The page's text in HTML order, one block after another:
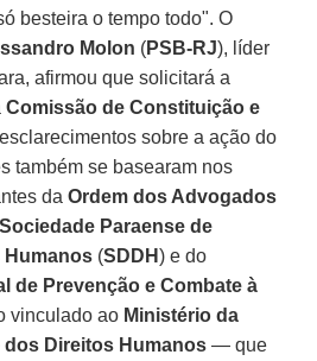
besteira o tempo todo". O
Molon (PSB-RJ), líder
afirmou que solicitará a
Comissão de Constituição e
sobre a ação do
também se basearam nos
daOrdem dos Advogados
Sociedade Paraense de
Humanos (SDDH) e do
de Prevenção e Combate à
vinculado ao Ministério da
dos Direitos Humanos — que